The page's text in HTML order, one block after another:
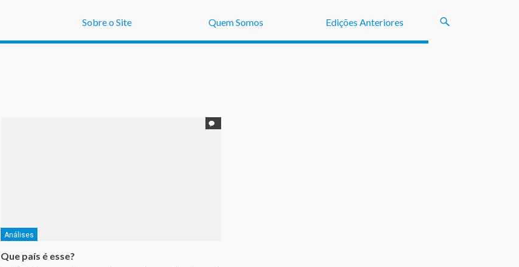
Sobre o Site Quem Somos Edições Anteriores
Análises
Que país é esse?